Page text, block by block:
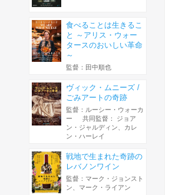
食べることは生きるこ
と ～アリス・ウォー
タースのおいしい革命
～
監督：田中順也
ヴィック・ムニーズ /
ごみアートの奇跡
監督：ルーシー・ウォーカ
ー 共同監督： ジョア
ン・ジャルディン、カレ
ン・ハーレイ
戦地で生まれた奇跡の
レバノンワイン
監督：マーク・ジョンスト
ン、マーク・ライアン